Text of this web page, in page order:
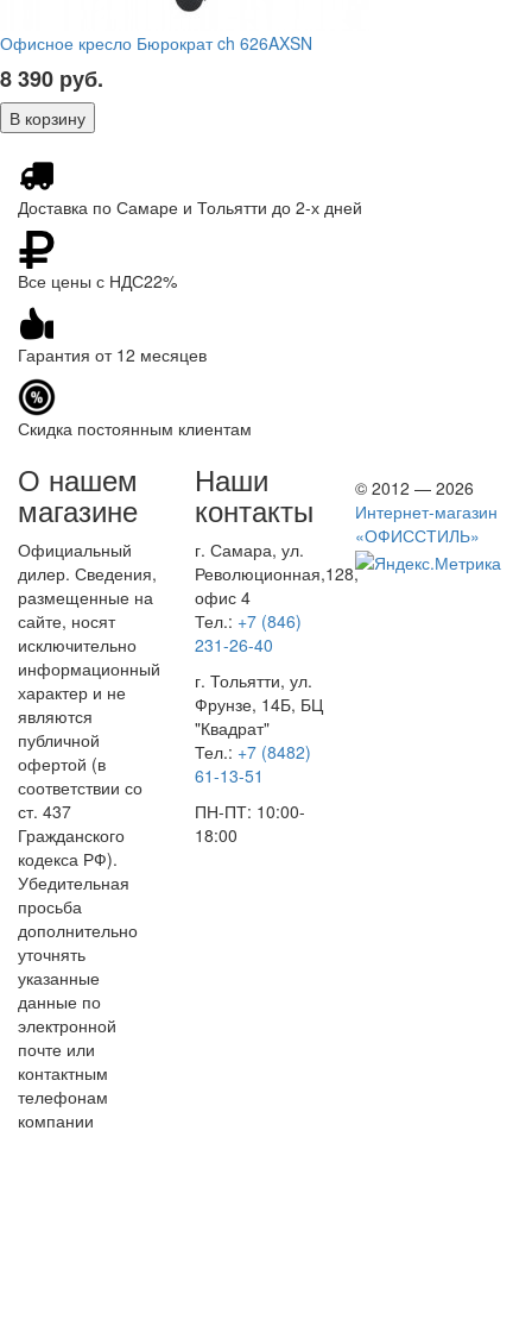
Офисное кресло Бюрократ ch 626AXSN
8 390 руб.
Доставка по Самаре и Тольятти до 2-х дней
Все цены с НДС22%
Гарантия от 12 месяцев
Скидка постоянным клиентам
О нашем
магазине
Официальный
дилер. Сведения,
размещенные на
сайте, носят
исключительно
информационный
характер и не
являются
публичной
офертой (в
соответствии со
ст. 437
Гражданского
кодекса РФ).
Убедительная
просьба
дополнительно
уточнять
указанные
данные по
электронной
почте или
контактным
телефонам
компании
Наши
контакты
г. Самара, ул.
Революционная,128,
офис 4
Тел.: +7 (846)
231-26-40
г. Тольятти, ул.
Фрунзе, 14Б, БЦ
"Квадрат"
Тел.: +7 (8482)
61-13-51
ПН-ПТ: 10:00-
18:00
© 2012 — 2026
Интернет-магазин
«ОФИССТИЛЬ»